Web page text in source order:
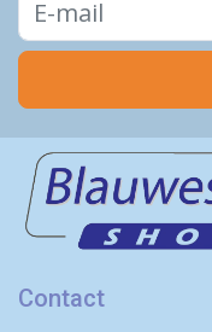
Contact